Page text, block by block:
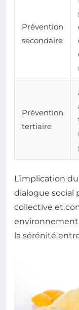
Prévention
secondaire
Prévention
tertiaire
L’implication
dialogue social
collective et
environnement
la sérénité